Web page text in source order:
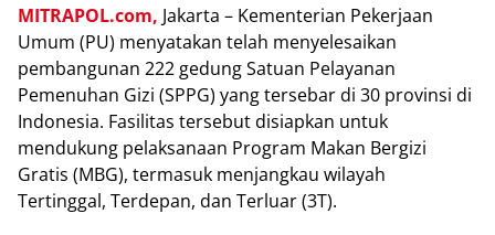
MITRAPOL.com, Jakarta – Kementerian Pekerjaan
Umum (PU) menyatakan telah menyelesaikan
pembangunan 222 gedung Satuan Pelayanan
Pemenuhan Gizi (SPPG) yang tersebar di 30 provinsi di
Indonesia. Fasilitas tersebut disiapkan untuk
mendukung pelaksanaan Program Makan Bergizi
Gratis (MBG), termasuk menjangkau wilayah
Tertinggal, Terdepan, dan Terluar (3T).